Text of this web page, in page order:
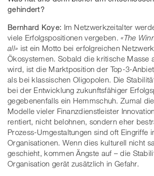
gehindert?
Bernhard Koye: Im Netzwerkzeitalter
viele Erfolgspositionen vergeben.«The
all» ist ein Motto bei erfolgreichen
Ökosystemen. Sobald die kritische Masse
wird, ist die Marktposition der Top-3-
als bei klassischen Oligopolen. Die
bei der Entwicklung zukunftsfähiger
gegebenenfalls ein Hemmschuh. Zumal
Modelle vieler Finanzdienstleister
rentiert, nicht belohnen, sondern eher
Prozess-Umgestaltungen sind oft Eingriffe
Organisationen. Wenn dies kulturell nicht
geschieht, kommen Ängste auf – die
Organisation gerät zusätzlich in Gefahr.